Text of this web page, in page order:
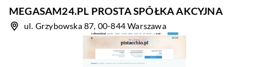
MEGASAM24.PL PROSTA SPÓŁKA AKCYJNA
ul. Grzybowska 87, 00-844 Warszawa